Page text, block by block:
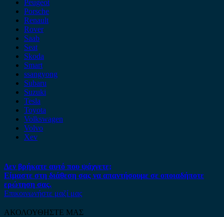
Peugeot
Porsche
Renault
Rover
Saab
Seat
Skoda
Smart
ssangyong
Subaru
Suzuki
Tesla
Toyota
Volkswagen
Volvo
Xev
Δεν βρήκατε αυτό που ψάχνετε;
Είμαστε στη διάθεση σας να απαντήσουμε σε οποιαδήποτε
ερώτηση σας.
Επικοινωνήστε μαζί μας
ΑΚΟΛΟΥΘΗΣΤΕ ΜΑΣ